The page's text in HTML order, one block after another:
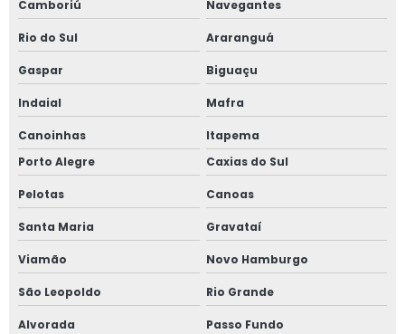
Camboriú Navegantes
Rio do Sul Araranguá
Gaspar Biguaçu
Indaial Mafra
Canoinhas
Itapema
Porto Alegre
Caxias do Sul
Pelotas Canoas
Santa Maria Gravataí
Viamão Novo Hamburgo
São Leopoldo Rio Grande
Alvorada Passo Fundo